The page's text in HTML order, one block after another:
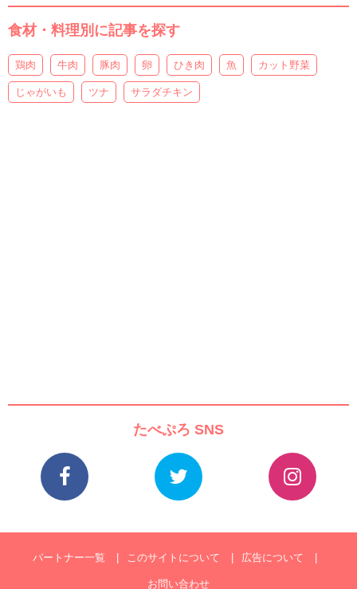
食材・料理別に記事を探す
鶏肉 牛肉 豚肉 卵 ひき肉 魚 カット野菜
じゃがいも ツナ サラダチキン
たべぷろ SNS
パートナー一覧 このサイトについて 広告について
お問い合わせ